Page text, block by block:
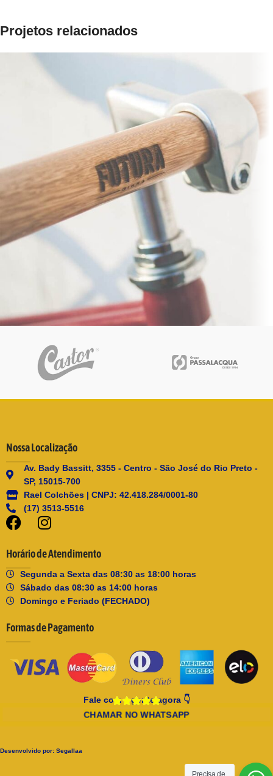
Projetos relacionados
Furniture
Netus eu mollis hac dignis
Nossa Localização
Av. Bady Bassitt, 3355 - Centro - São José do Rio Preto -
SP, 15015-700
Rael Colchões | CNPJ: 42.418.284/0001-80
(17) 3513-5516
Horário de Atendimento
Segunda a Sexta das 08:30 as 18:00 horas
Sábado das 08:30 as 14:00 horas
Domingo e Feriado (FECHADO)
Formas de Pagamento
Fale com a gente agora 👇
CHAMAR NO WHATSAPP
Desenvolvido por: Segallaa
Precisa de